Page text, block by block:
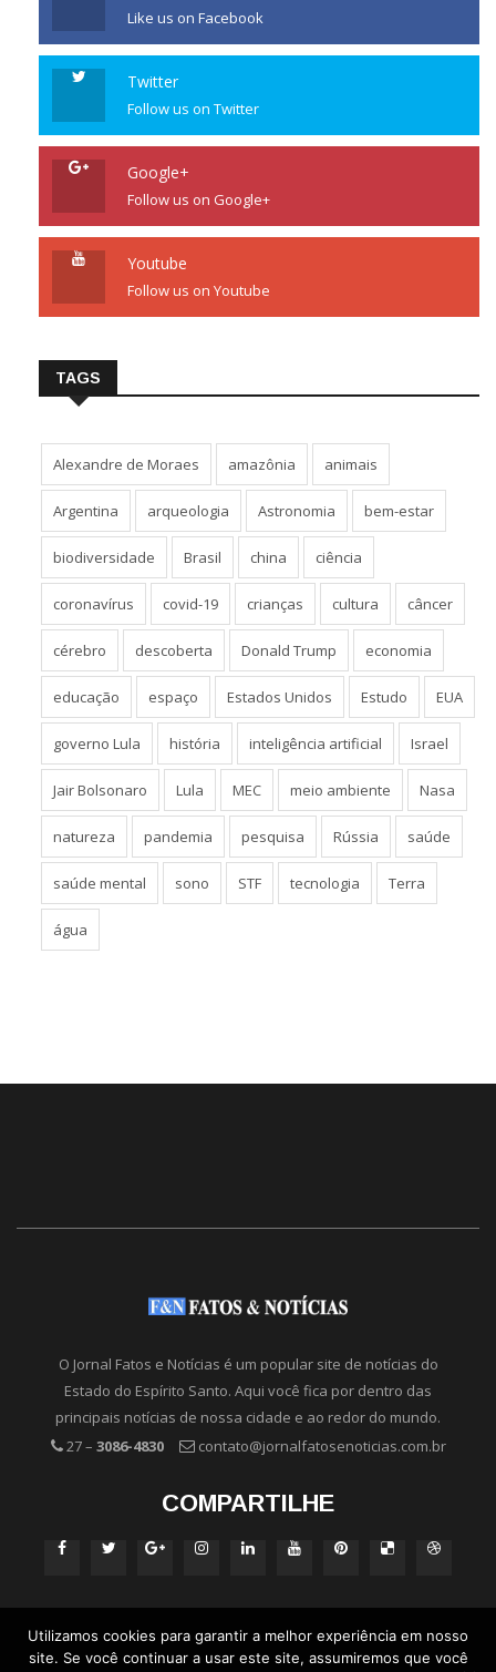
Like us on Facebook
Twitter
Follow us on Twitter
Google+
Follow us on Google+
Youtube
Follow us on Youtube
TAGS
Alexandre de Moraes amazônia animais
Argentina arqueologia Astronomia bem-estar
biodiversidade Brasil china ciência
coronavírus covid-19 crianças cultura câncer
cérebro descoberta Donald Trump economia
educação espaço Estados Unidos Estudo EUA
governo Lula história inteligência artificial Israel
Jair Bolsonaro Lula MEC meio ambiente Nasa
natureza pandemia pesquisa Rússia saúde
saúde mental sono STF tecnologia Terra
água
O Jornal Fatos e Notícias é um popular site de notícias do
Estado do Espírito Santo. Aqui você fica por dentro das
principais notícias de nossa cidade e ao redor do mundo.
27 – 3086-4830 contato@jornalfatosenoticias.com.br
COMPARTILHE
Utilizamos cookies para garantir a melhor experiência em nosso
site. Se você continuar a usar este site, assumiremos que você